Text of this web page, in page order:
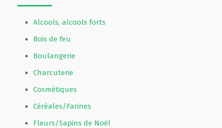
Alcools, alcools forts
Bois de feu
Boulangerie
Charcuterie
Cosmétiques
Céréales/Farines
Fleurs/Sapins de Noël